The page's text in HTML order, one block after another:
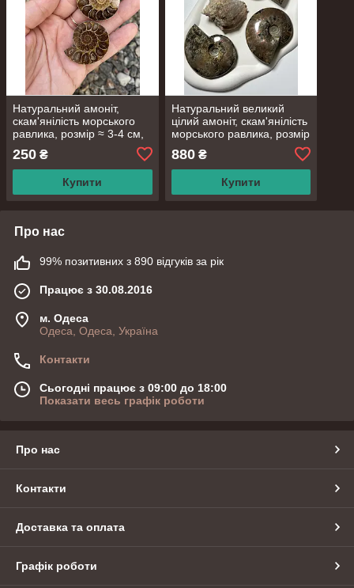
Натуральний амоніт,
скам'янілість морського
равлика, розмір ≈ 3-4 см,
Мадагаскар
250 ₴
Купити
Натуральний великий
цілий амоніт, скам'янілість
морського равлика, розмір
Мадагаскар
880₴
Купити
Про нас
99% позитивних з 890 відгуків за рік
Працює з 30.08.2016
м. Одеса
Одеса, Одеса, Україна
Контакти
Сьогодні працює з 09:00 до 18:00
Показати весь графік роботи
Про нас
Контакти
Доставка та оплата
Графік роботи